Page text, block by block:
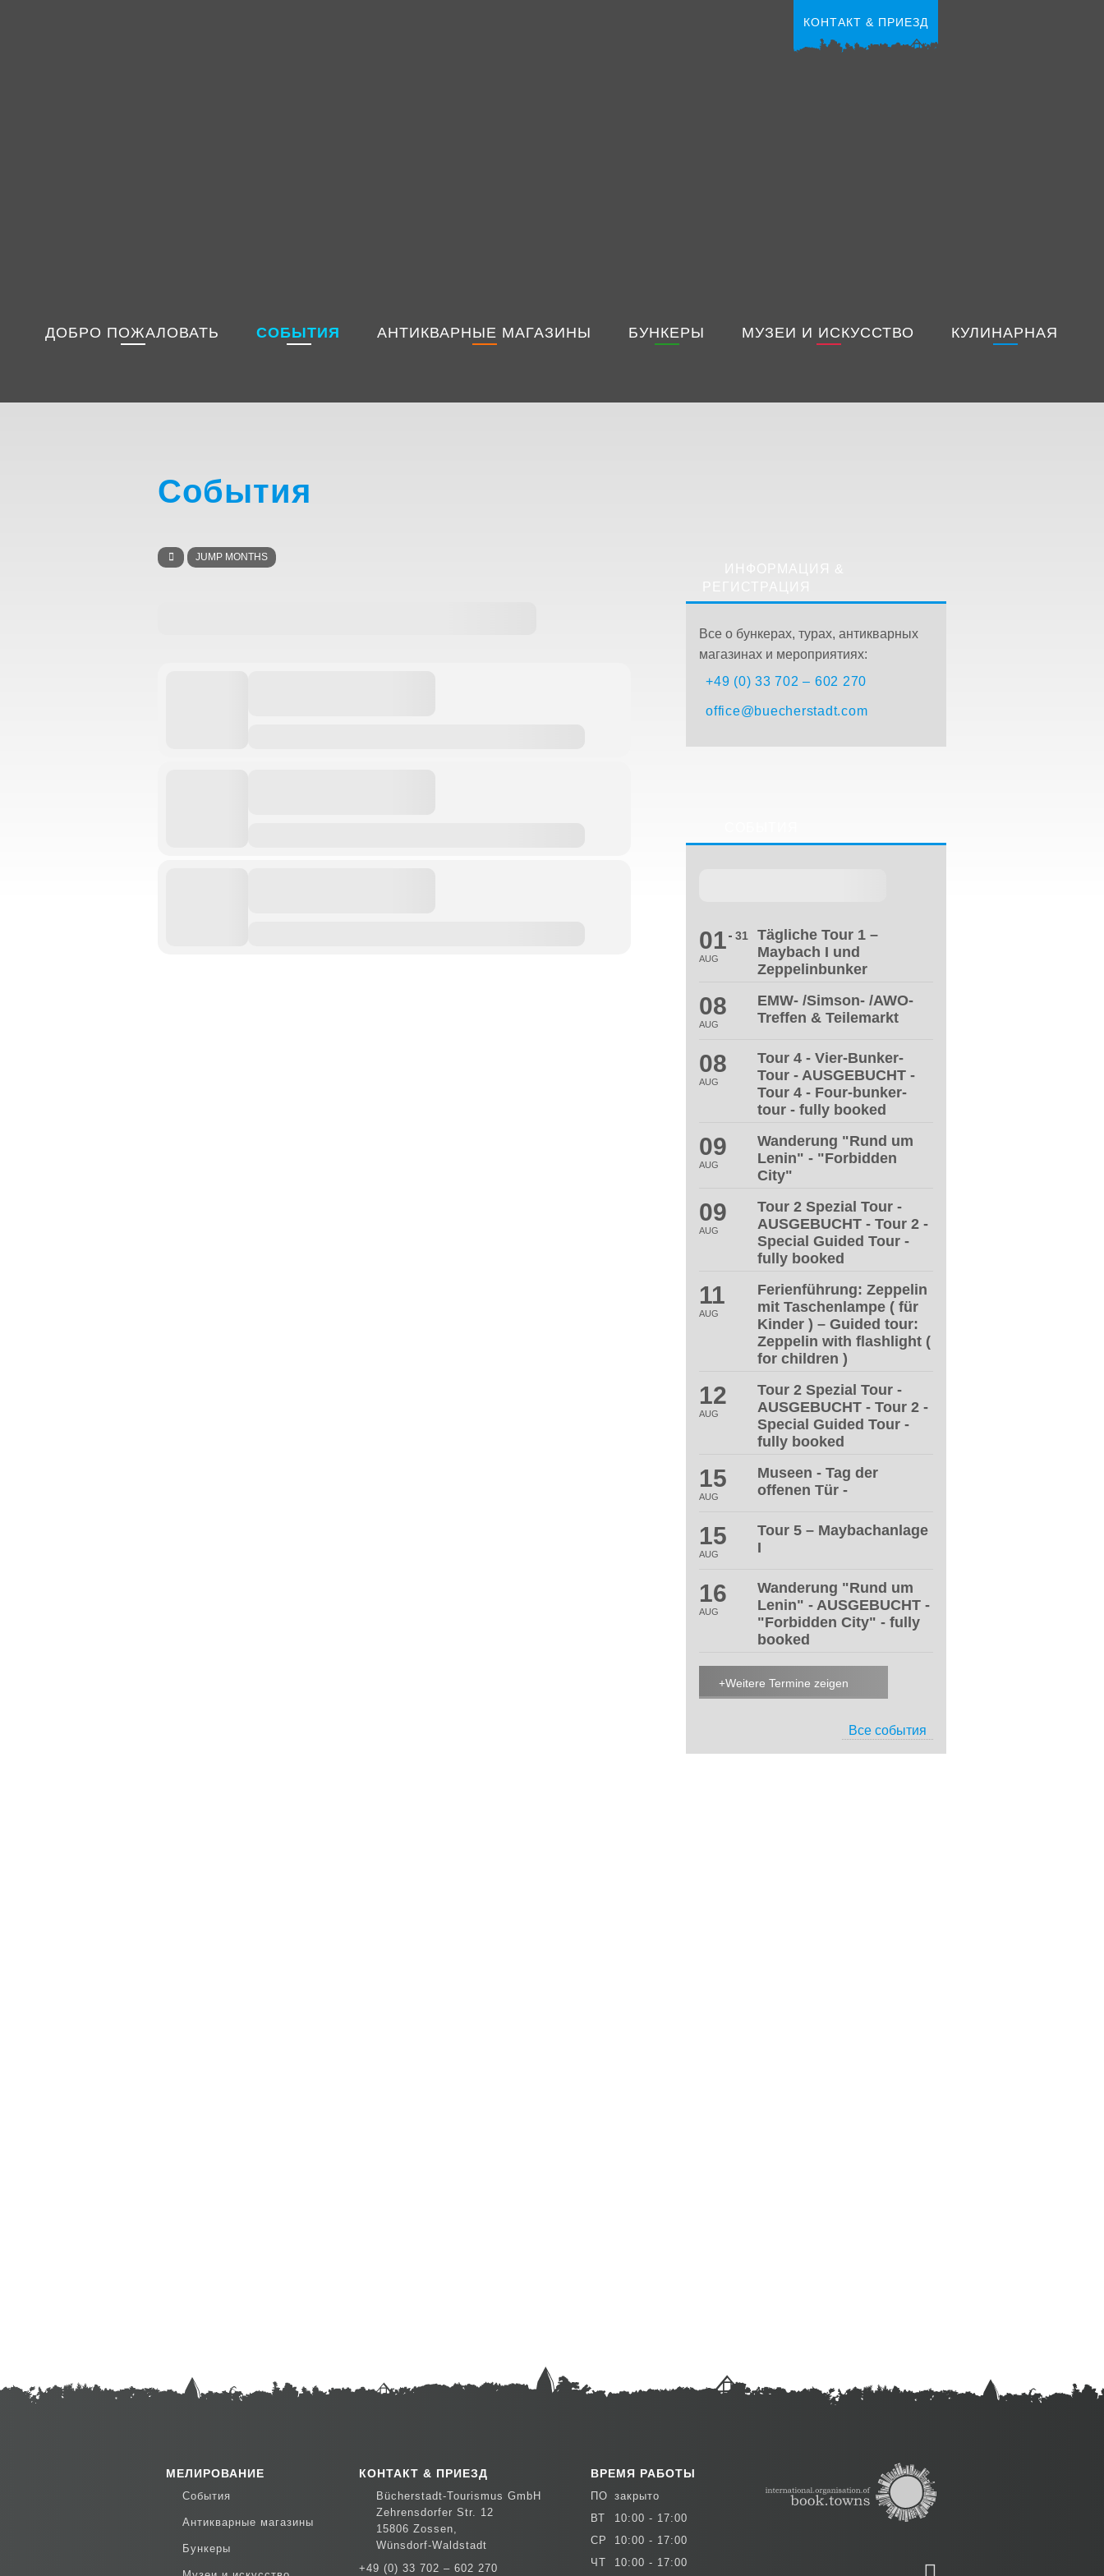
КОНТАКТ & ПРИЕЗД
ДОБРО ПОЖАЛОВАТЬ СОБЫТИЯ AНТИКВАРНЫЕ МАГАЗИНЫ БУНКЕРЫ МУЗЕИ И ИСКУССТВО КУЛИНАРНАЯ
События
JUMP MONTHS
Все о бункерах, турах, антикварных
магазинах и мероприятиях:
+49 (0) 33 702 – 602 270
office@buecherstadt.com
01
AUG
31
Tägliche Tour 1 –
Maybach I und
Zeppelinbunker
08
AUG
EMW- /Simson- /AWO-
Treffen & Teilemarkt
08
AUG
Tour 4 - Vier-Bunker-
Tour - AUSGEBUCHT -
Tour 4 - Four-bunker-
tour - fully booked
09
AUG
Wanderung "Rund um
Lenin" - "Forbidden
City"
09
AUG
Tour 2 Spezial Tour -
AUSGEBUCHT - Tour 2 -
Special Guided Tour -
fully booked
11
AUG
Ferienführung: Zeppelin
mit Taschenlampe ( für
Kinder ) – Guided tour:
Zeppelin with flashlight (
for children )
12
AUG
Tour 2 Spezial Tour -
AUSGEBUCHT - Tour 2 -
Special Guided Tour -
fully booked
15
AUG
Museen - Tag der
offenen Tür -
15
AUG
Tour 5 – Maybachanlage
I
16
AUG
Wanderung "Rund um
Lenin" - AUSGEBUCHT -
"Forbidden City" - fully
booked
Weitere Termine zeigen
Все события
МЕЛИРОВАНИЕ
События
Aнтикварные магазины
Бункеры
КОНТАКТ & ПРИЕЗД
Bücherstadt-Tourismus GmbH
Zehrensdorfer Str. 12
15806 Zossen,
Wünsdorf-Waldstadt
+49 (0) 33 702 – 602 270
ВРЕМЯ РАБОТЫ
ПО
закрыто
ВТ
10:00 - 17:00
СР
10:00 - 17:00
ЧТ
10:00 - 17:00